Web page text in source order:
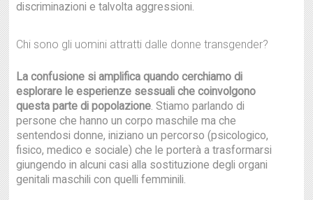
discriminazioni e talvolta aggressioni.
Chi sono gli uomini attratti dalle donne transgender?
La confusione si amplifica quando cerchiamo di
esplorare le esperienze sessuali che coinvolgono
questa parte di popolazione. Stiamo parlando di
persone che hanno un corpo maschile ma che
sentendosi donne, iniziano un percorso (psicologico,
fisico, medico e sociale) che le porterà a trasformarsi
giungendo in alcuni casi alla sostituzione degli organi
genitali maschili con quelli femminili.